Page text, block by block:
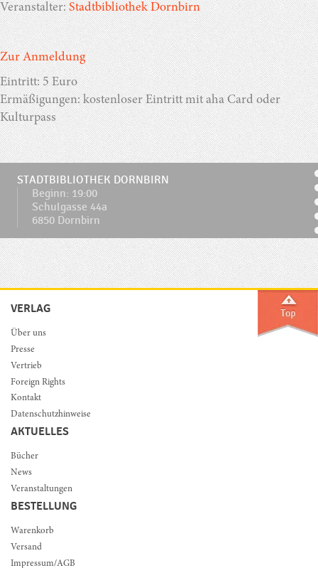
Veranstalter:Stadtbibliothek Dornbirn
Zur Anmeldung
Eintritt: 5 Euro
Ermäßigungen: kostenloser Eintritt mit aha Card oder
Kulturpass
STADTBIBLIOTHEK DORNBIRN
Beginn: 19:00
Schulgasse 44a
6850 Dornbirn
VERLAG
Über uns
Presse
Vertrieb
Foreign Rights
Kontakt
Datenschutzhinweise
AKTUELLES
Bücher
News
Veranstaltungen
BESTELLUNG
Warenkorb
Versand
Impressum/AGB